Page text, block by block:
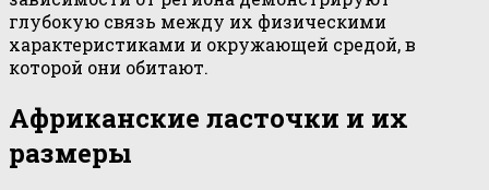
глубокую связь между их физическими
характеристиками и окружающей средой, в
которой они обитают.
Африканские ласточки и их
размеры